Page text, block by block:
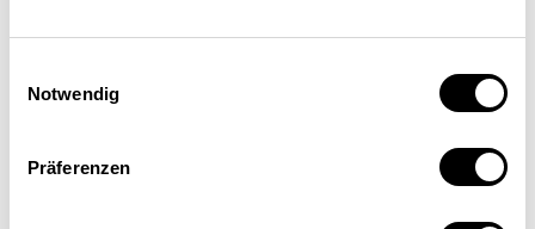
Notwendig
Präferenzen